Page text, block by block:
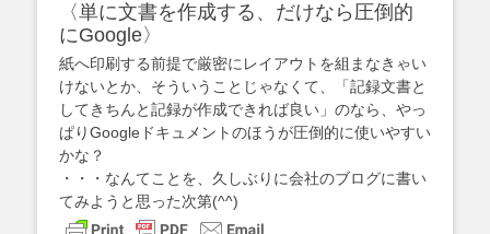
〈単に文書を作成する、だけなら圧倒的
にGoogle〉
紙へ印刷する前提で厳密にレイアウトを組まなきゃい
けないとか、そういうことじゃなくて、「記録文書と
してきちんと記録が作成できれば良い」のなら、やっ
ぱりGoogleドキュメントのほうが圧倒的に使いやすい
かな？
・・・なんてことを、久しぶりに会社のブログに書い
てみようと思った次第(^^)